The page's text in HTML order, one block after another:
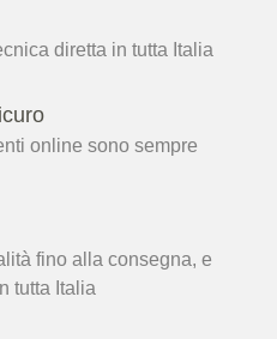
diretta in tutta Italia
online sono sempre
fino alla consegna, e
tutta Italia